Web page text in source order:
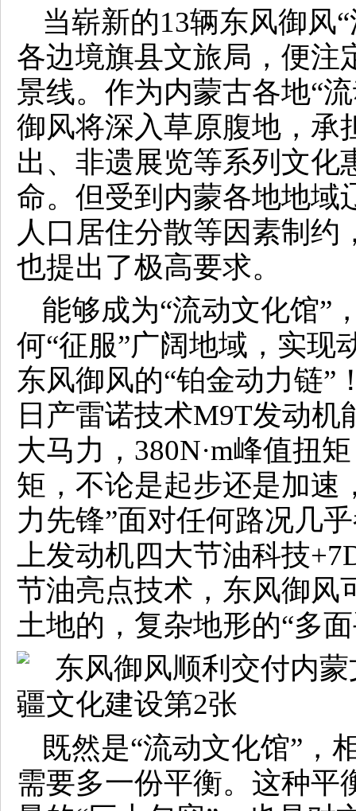
当崭新的13辆东风御风
各边境旗县文旅局，便注
景线。作为内蒙古各地“
御风将深入草原腹地，承
出、非遗展览等系列文化
命。但受到内蒙各地地域
人口居住分散等因素制
也提出了极高要求。
能够成为“流动文化馆”
何“征服”广阔地域，实现
东风御风的“铂金动力链”
日产雷诺技术M9T发动机
大马力，380N·m峰值扭
矩，不论是起步还是加速
力先锋”面对任何路况几
上发动机四大节油科技
节油亮点技术，东风御风
土地的，复杂地形的“多
既然是“流动文化馆”，
需要多一份平衡。这种平